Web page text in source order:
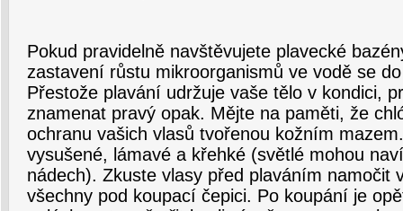
Pokud pravidelně navštěvujete plavecké
zastavení růstu mikroorganismů ve vodě se
Přestože plavání udržuje vaše tělo v kondici,
znamenat pravý opak. Mějte na paměti, že
ochranu vašich vlasů tvořenou kožním
vysušené, lámavé a křehké (světlé mohou
nádech). Zkuste vlasy před plaváním namočit
všechny pod koupací čepici. Po koupání je